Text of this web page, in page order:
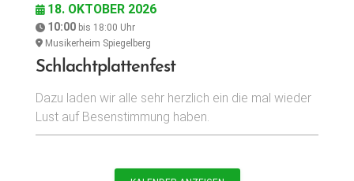
18. OKTOBER 2026
10:00 bis 18:00 Uhr
Musikerheim Spiegelberg
Schlachtplattenfest
Dazu laden wir alle sehr herzlich ein die mal wieder
Lust auf Besenstimmung haben.